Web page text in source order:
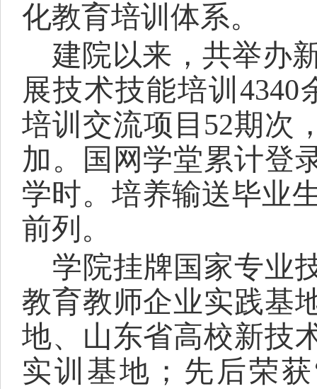
化教育培训体系。
建院以来，共举办
展技术技能培训 4340
培训交流项目52期次
加。国网学堂累计登
学时。培养输送毕业
前列。
学院挂牌国家专业
教育教师企业实践基
地、山东省高校新技
实训基地；先后荣获